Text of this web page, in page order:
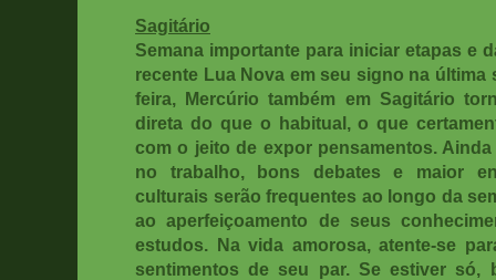
Sagitário
Semana importante para iniciar etapas e
recente Lua Nova em seu signo na última
feira, Mercúrio também em Sagitário
direta do que o habitual, o que
com o jeito de expor pensamentos.
no trabalho, bons debates e maior
culturais serão frequentes ao longo da
ao aperfeiçoamento de seus
estudos. Na vida amorosa, atente-se
sentimentos de seu par. Se estiver só,